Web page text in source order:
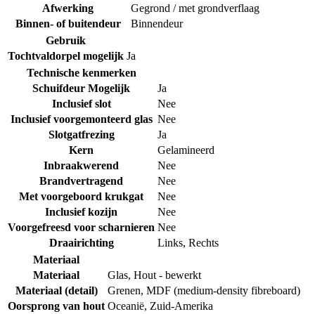
Afwerking
Gegrond / met grondverflaag
Binnen- of buitendeur
Binnendeur
Gebruik
Tochtvaldorpel mogelijk Ja
Technische kenmerken
Schuifdeur Mogelijk
Ja
Inclusief slot
Nee
Inclusief voorgemonteerd glas Nee
Slotgatfrezing
Ja
Kern
Gelamineerd
Inbraakwerend
Nee
Brandvertragend
Nee
Met voorgeboord krukgat
Nee
Inclusief kozijn
Nee
Voorgefreesd voor scharnieren Nee
Draairichting
Links, Rechts
Materiaal
Materiaal
Glas, Hout - bewerkt
Materiaal (detail)
Grenen, MDF (medium-density fibreboard)
Oorsprong van hout Oceanië, Zuid-Amerika